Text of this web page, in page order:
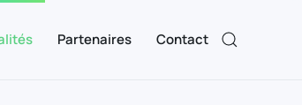
Partenaires Contact